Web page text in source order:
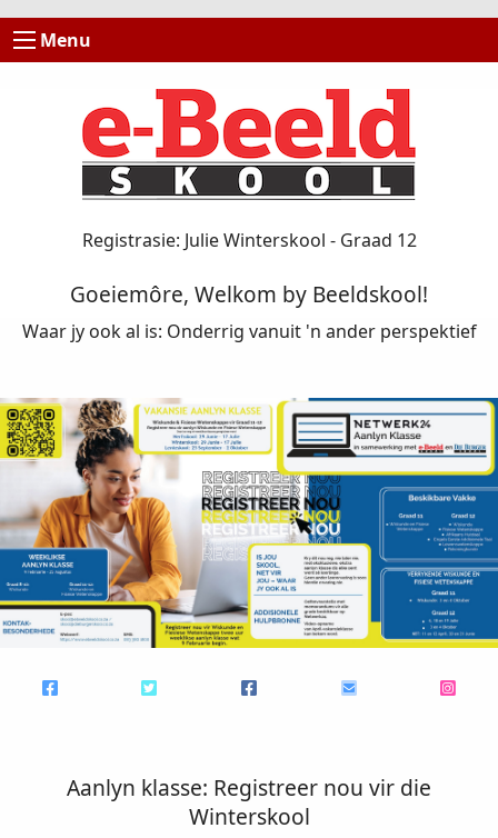
Menu
Registrasie: Julie Winterskool - Graad 12
Goeiemôre, Welkom by Beeldskool!
Waar jy ook al is: Onderrig vanuit 'n ander perspektief
Aanlyn klasse: Registreer nou vir die
Winterskool